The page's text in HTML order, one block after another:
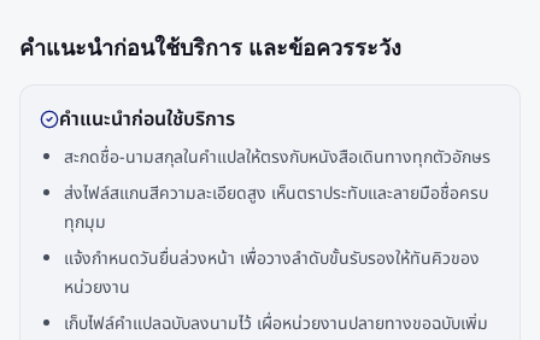
คำแนะนำก่อนใช้บริการ และข้อควรระวัง
คำแนะนำก่อนใช้บริการ
สะกดชื่อ-นามสกุลในคำแปลให้ตรงกับหนังสือเดินทางทุกตัวอักษร
ส่งไฟล์สแกนสีความละเอียดสูง เห็นตราประทับและลายมือชื่อครบ
ทุกมุม
แจ้งกำหนดวันยื่นล่วงหน้า เพื่อวางลำดับขั้นรับรองให้ทันคิวของ
หน่วยงาน
เก็บไฟล์คำแปลฉบับลงนามไว้ เผื่อหน่วยงานปลายทางขอฉบับเพิ่ม